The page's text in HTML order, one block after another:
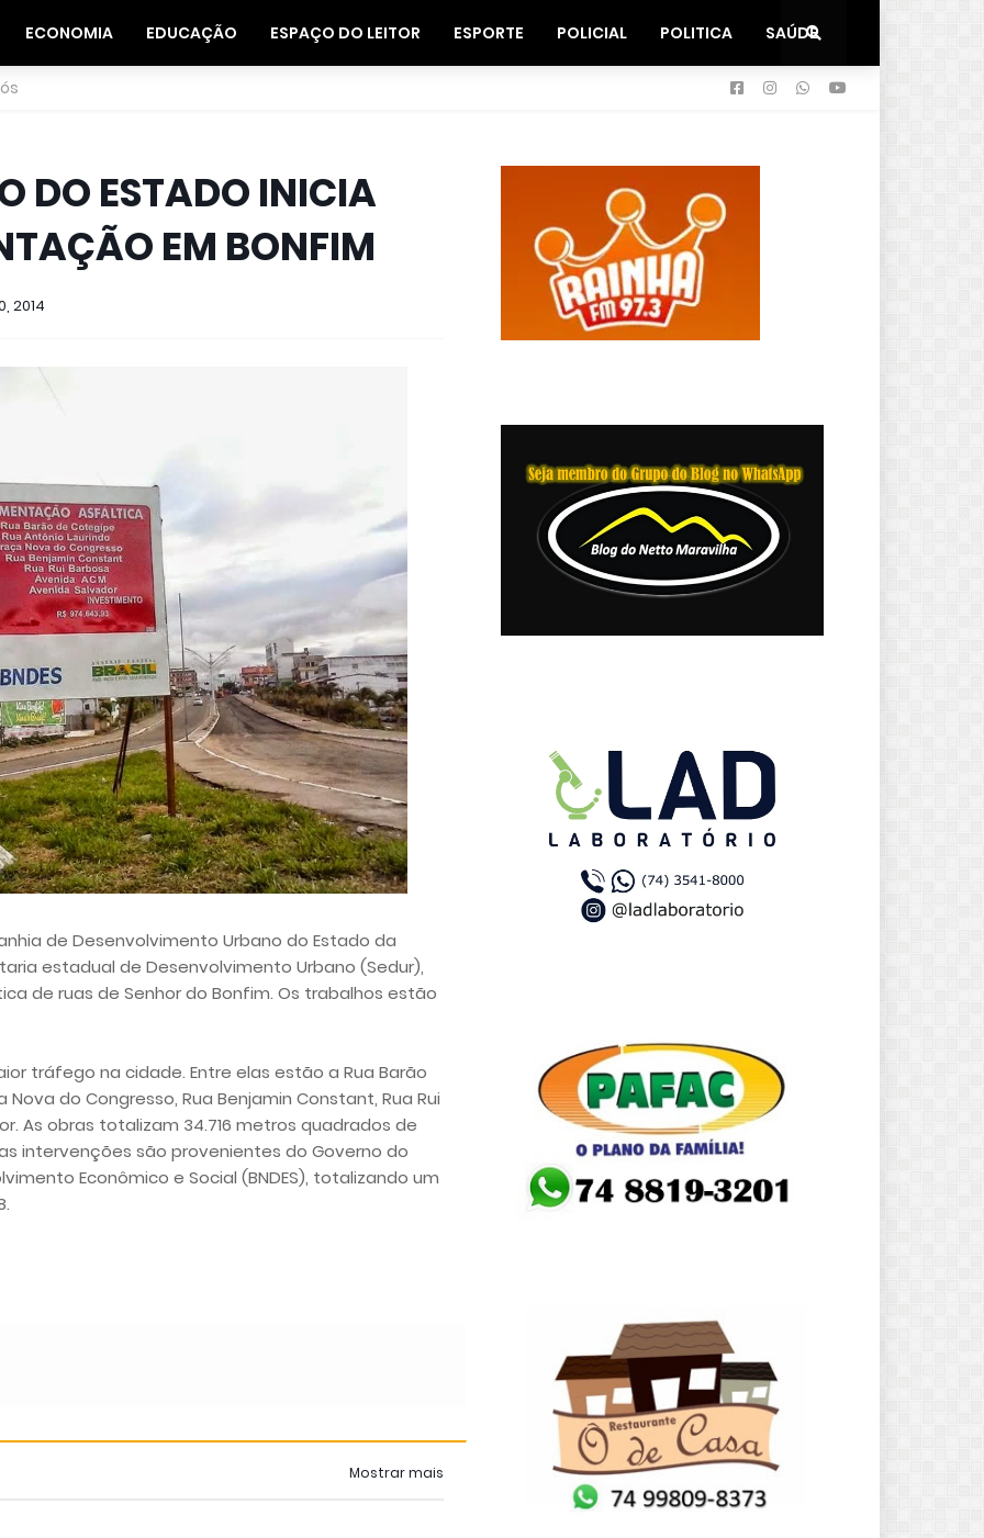
ECONOMIA EDUCAÇÃO ESPAÇO DO LEITOR ESPORTE POLICIAL POLITICA SAÚDE
DO ESTADO INICIA
EM BONFIM
2014
de Desenvolvimento Urbano do Estado da
estadual de Desenvolvimento Urbano (Sedur),
de ruas de Senhor do Bonfim. Os trabalhos estão
tráfego na cidade. Entre elas estão a Rua Barão
do Congresso, Rua Benjamin Constant, Rua Rui
As obras totalizam 34.716 metros quadrados de
intervenções são provenientes do Governo do
Econômico e Social (BNDES), totalizando um
Mostrar mais